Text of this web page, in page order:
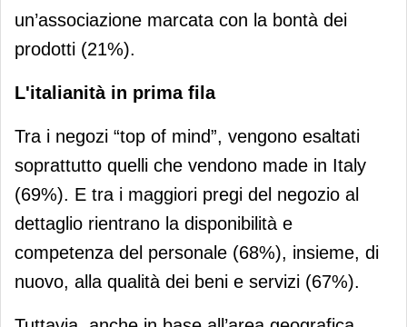
un’associazione marcata con la bontà dei
prodotti (21%).
L'italianità in prima fila
Tra i negozi “top of mind”, vengono esaltati
soprattutto quelli che vendono made in Italy
(69%). E tra i maggiori pregi del negozio al
dettaglio rientrano la disponibilità e
competenza del personale (68%), insieme, di
nuovo, alla qualità dei beni e servizi (67%).